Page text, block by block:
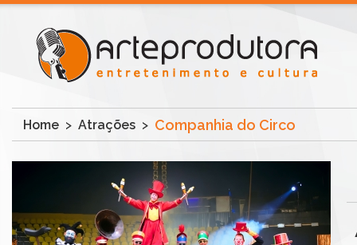
Home > Atrações > Companhia do Circo